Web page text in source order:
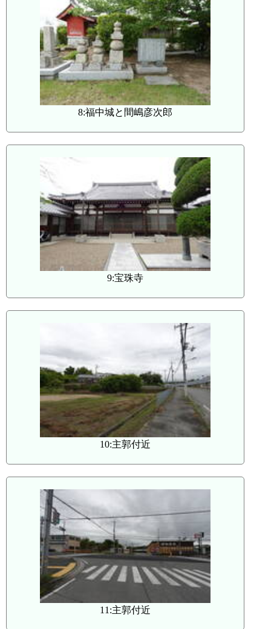
8:福中城と間嶋彦次郎
9:宝珠寺
10:主郭付近
11:主郭付近